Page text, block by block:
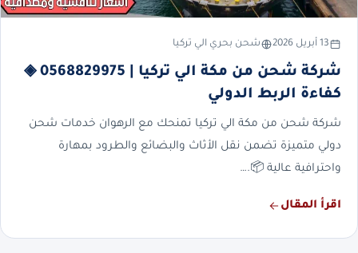
13 أبريل 2026 شحن بحري الي تركيا
شركة شحن من مكة الي تركيا | 0568829975 ◈
كفاءة الربط الدولي
شركة شحن من مكة الي تركيا تمنحك مع الرهوان خدمات شحن
دولي متميزة تضمن نقل الأثاث والبضائع والطرود بمهارة
واحترافية عالية 📦.…
اقرأ المقال